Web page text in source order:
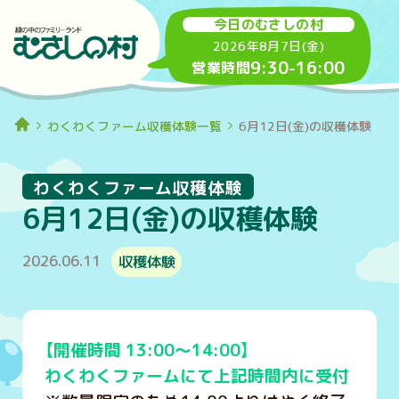
今日のむさしの村
2026年8月7日(金)
営業時間9:30-16:00
わくわくファーム収穫体験一覧 6月12日(金)の収穫体験
6月12日(金)の収穫体験
わくわくファーム収穫体験
2026.06.11 収穫体験
【開催時間 13:00～14:00】
わくわくファームにて上記時間内に受付